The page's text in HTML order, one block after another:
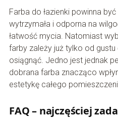
Farba do łazienki powinna
wytrzymała i odporna na
łatwość mycia. Natomiast
farby zależy już tylko od
osiągnąć. Jedno jest jednak
dobrana farba znacząco
estetykę całego
FAQ – najczęściej